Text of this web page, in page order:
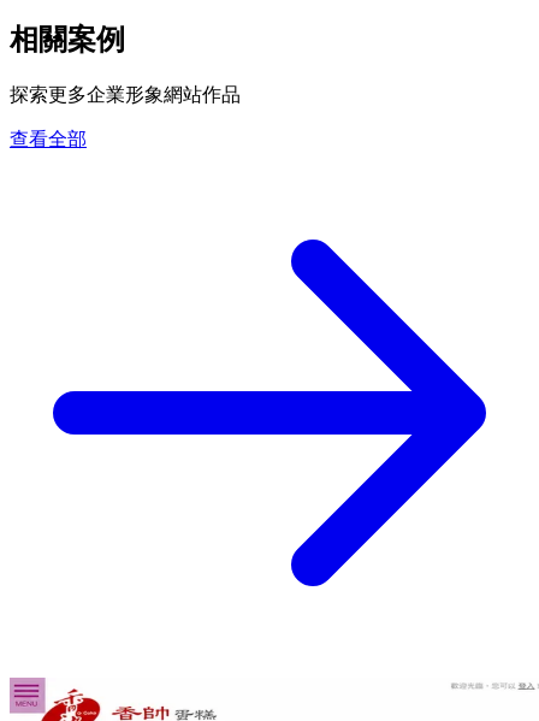
相關案例
探索更多企業形象網站作品
查看全部